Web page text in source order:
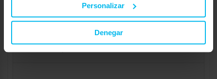
Personalizar
Denegar